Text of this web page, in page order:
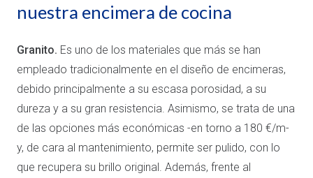
nuestra encimera de cocina
Granito. Es uno de los materiales que más se han
empleado tradicionalmente en el diseño de encimeras,
debido principalmente a su escasa porosidad, a su
dureza y a su gran resistencia. Asimismo, se trata de una
de las opciones más económicas -en torno a 180 €/m-
y, de cara al mantenimiento, permite ser pulido, con lo
que recupera su brillo original. Además, frente al